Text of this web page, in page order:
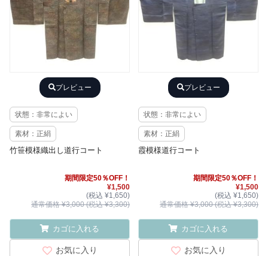
プレビュー
状態：非常によい
素材：正絹
竹笹模様織出し道行コート
期間限定50％OFF！
¥1,500
(税込 ¥1,650)
通常価格 ¥3,000 (税込 ¥3,300)
カゴに入れる
お気に入り
プレビュー
状態：非常によい
素材：正絹
霞模様道行コート
期間限定50％OFF！
¥1,500
(税込 ¥1,650)
通常価格 ¥3,000 (税込 ¥3,300)
カゴに入れる
お気に入り